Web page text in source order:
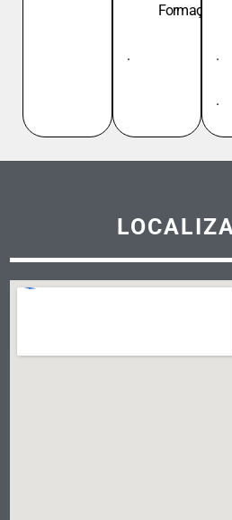
Formação
. .
.